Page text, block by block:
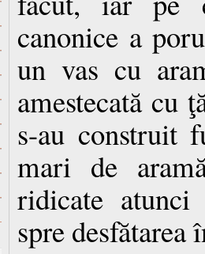
canonice a
un vas cu
amestecată cu
s-au construit
mari de
ridicate
spre